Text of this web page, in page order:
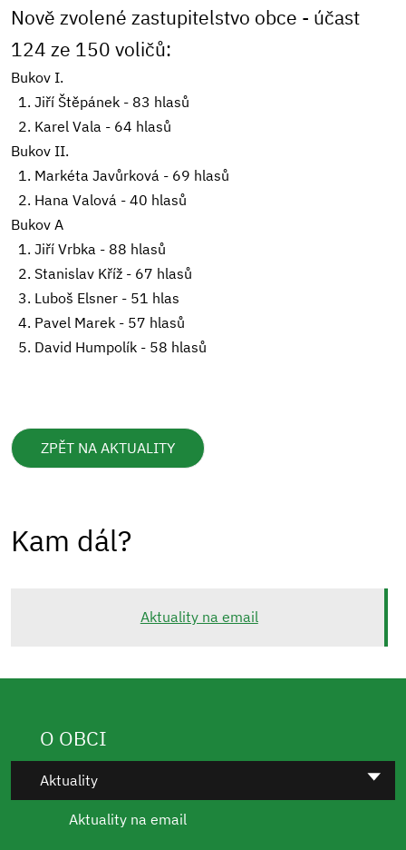
Nově zvolené zastupitelstvo obce - účast
124 ze 150 voličů:
Bukov I.
1. Jiří Štěpánek - 83 hlasů
2. Karel Vala - 64 hlasů
Bukov II.
1. Markéta Javůrková - 69 hlasů
2. Hana Valová - 40 hlasů
Bukov A
1. Jiří Vrbka - 88 hlasů
2. Stanislav Kříž - 67 hlasů
3. Luboš Elsner - 51 hlas
4. Pavel Marek - 57 hlasů
5. David Humpolík - 58 hlasů
ZPĚT NA AKTUALITY
Kam dál?
Aktuality na email
O OBCI
Aktuality
Aktuality na email